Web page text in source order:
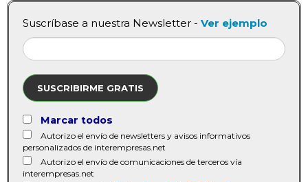
Suscríbase a nuestra Newsletter - Ver ejemplo
SUSCRIBIRME GRATIS
Marcar todos
Autorizo el envío de newsletters y avisos informativos
personalizados de interempresas.net
Autorizo el envío de comunicaciones de terceros vía
interempresas.net